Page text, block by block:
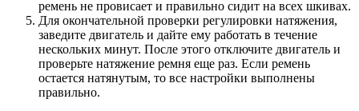
ремень не провисает и правильно сидит на всех шкивах.
Для окончательной проверки регулировки натяжения,
заведите двигатель и дайте ему работать в течение
нескольких минут. После этого отключите двигатель и
проверьте натяжение ремня еще раз. Если ремень
остается натянутым, то все настройки выполнены
правильно.